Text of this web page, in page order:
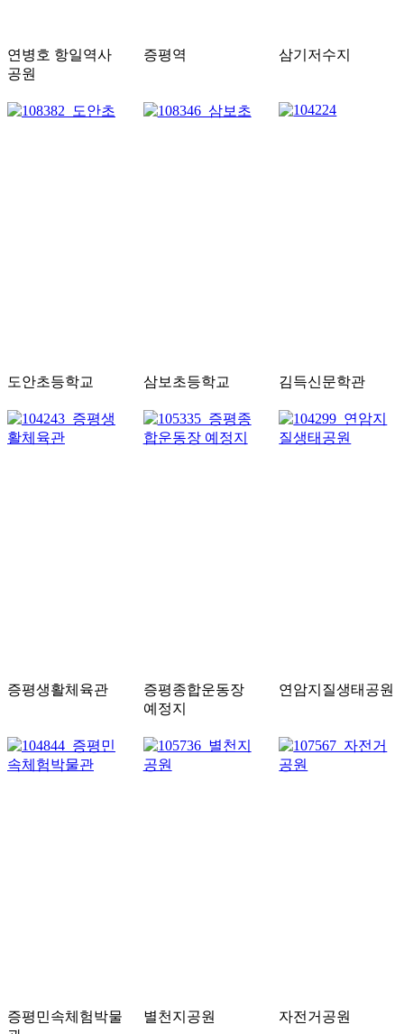
연병호 항일역사
공원
증평역 삼기저수지
도안초등학교 삼보초등학교 김득신문학관
증평생활체육관
증평종합운동장
예정지
연암지질생태공원
증평민속체험박물
별천지공원 자전거공원